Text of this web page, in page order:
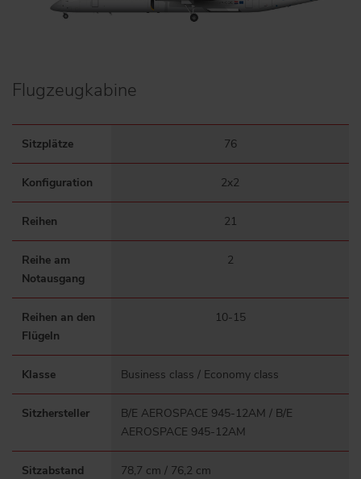
Flugzeugkabine
Sitzplätze
Konfiguration
Reihen
Reihe am
Notausgang
Reihen an den
Flügeln
Klasse
Sitzhersteller
Sitzabstand
76
2x2
21
2
10-15
Business class / Economy class
B/E AEROSPACE 945-12AM / B/E
AEROSPACE 945-12AM
78,7 cm / 76,2 cm